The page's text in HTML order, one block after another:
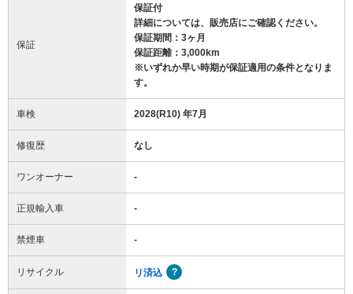
保証
保証付
詳細については、販売店にご確認ください。
保証期間：3ヶ月
保証距離：3,000km
※いずれか早い時期が保証適用の条件となりま
す。
車検 2028(R10) 年7月
修復歴 なし
ワンオーナー -
正規輸入車 -
禁煙車 -
リサイクル リ済込